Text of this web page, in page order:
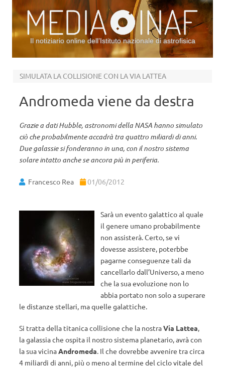
Il notiziario online dell’Istituto nazionale di astrofisica
SIMULATA LA COLLISIONE CON LA VIA LATTEA
Andromeda viene da destra
Grazie a dati Hubble, astronomi della NASA hanno simulato
ciò che probabilmente accadrà tra quattro miliardi di anni.
Due galassie si fonderanno in una, con il nostro sistema
solare intatto anche se ancora più in periferia.
Francesco Rea 01/06/2012
Sarà un evento galattico al quale
il genere umano probabilmente
non assisterà. Certo, se vi
dovesse assistere, poterbbe
pagarne conseguenze tali da
cancellarlo dall’Universo, a meno
che la sua evoluzione non lo
abbia portato non solo a superare
le distanze stellari, ma quelle galattiche.
Si tratta della titanica collisione che la nostraVia Lattea,
la galassia che ospita il nostro sistema planetario, avrà con
la sua vicinaAndromeda. Il che dovrebbe avvenire tra circa
4 miliardi di anni, più o meno al termine del ciclo vitale del